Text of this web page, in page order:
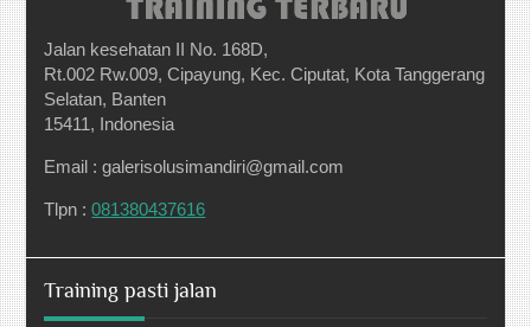
Jalan kesehatan II No. 168D,
Rt.002 Rw.009, Cipayung, Kec. Ciputat, Kota Tanggerang
Selatan, Banten
15411, Indonesia
Email : galerisolusimandiri@gmail.com
Tlpn :081380437616
Training pasti jalan